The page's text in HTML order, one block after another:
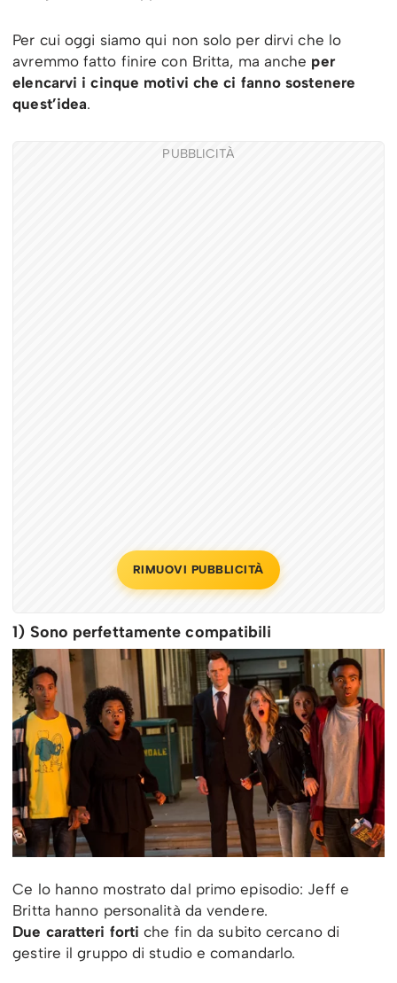
Per cui oggi siamo qui non solo per dirvi che lo
avremmo fatto finire con Britta, ma anche per
elencarvi i cinque motivi che ci fanno sostenere
quest’idea.
PUBBLICITÀ
RIMUOVI PUBBLICITÀ
1) Sono perfettamente compatibili
Ce lo hanno mostrato dal primo episodio: Jeff e
Britta hanno personalità da vendere.
Due caratteri fortiche fin da subito cercano di
gestire il gruppo di studio e comandarlo.